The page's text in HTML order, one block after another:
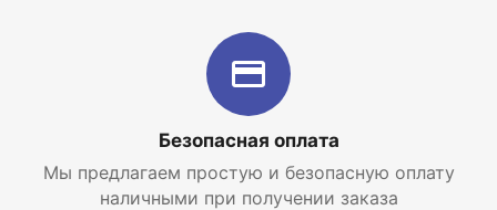
воздуховыпускной клапан (кран Маевского)
редукционные ниппели
установочные кронштейны
Безопасная оплата
Мы предлагаем простую и безопасную оплату
наличными при получении заказа